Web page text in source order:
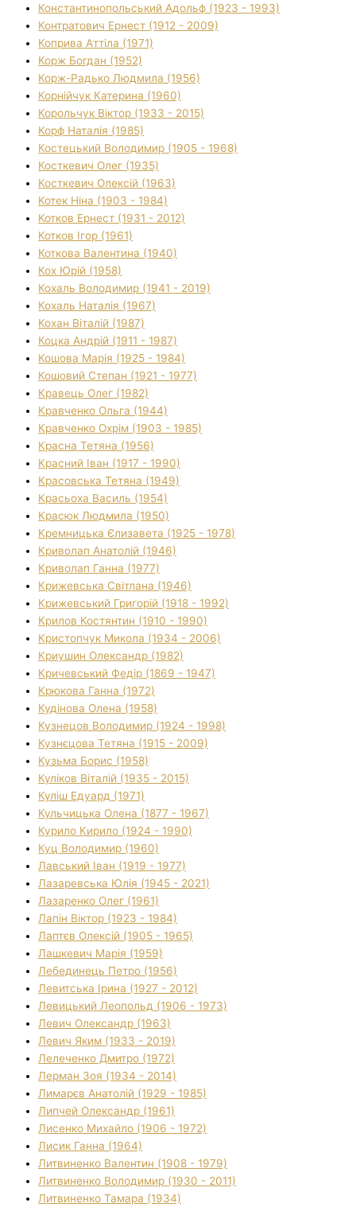
Константинопольський Адольф (1923 - 1993)
Контратович Ернест (1912 - 2009)
Коприва Аттіла (1971)
Корж Богдан (1952)
Корж-Радько Людмила (1956)
Корнійчук Катерина (1960)
Корольчук Віктор (1933 - 2015)
Корф Наталія (1985)
Костецький Володимир (1905 - 1968)
Косткевич Олег (1935)
Косткевич Олексій (1963)
Котек Ніна (1903 - 1984)
Котков Ернест (1931 - 2012)
Котков Ігор (1961)
Коткова Валентина (1940)
Кох Юрій (1958)
Кохаль Володимир (1941 - 2019)
Кохаль Наталія (1967)
Кохан Віталій (1987)
Коцка Андрій (1911 - 1987)
Кошова Марія (1925 - 1984)
Кошовий Степан (1921 - 1977)
Кравець Олег (1982)
Кравченко Ольга (1944)
Кравченко Охрім (1903 - 1985)
Красна Тетяна (1956)
Красний Іван (1917 - 1990)
Красовська Тетяна (1949)
Красьоха Василь (1954)
Красюк Людмила (1950)
Кремницька Єлизавета (1925 - 1978)
Криволап Анатолій (1946)
Криволап Ганна (1977)
Крижевська Світлана (1946)
Крижевський Григорій (1918 - 1992)
Крилов Костянтин (1910 - 1990)
Кристопчук Микола (1934 - 2006)
Криушин Олександр (1982)
Кричевський Федір (1869 - 1947)
Крюкова Ганна (1972)
Кудінова Олена (1958)
Кузнецов Володимир (1924 - 1998)
Кузнєцова Тетяна (1915 - 2009)
Кузьма Борис (1958)
Куліков Віталій (1935 - 2015)
Куліш Едуард (1971)
Кульчицька Олена (1877 - 1967)
Курило Кирило (1924 - 1990)
Куц Володимир (1960)
Лавський Іван (1919 - 1977)
Лазаревська Юлія (1945 - 2021)
Лазаренко Олег (1961)
Лапін Віктор (1923 - 1984)
Лаптєв Олексій (1905 - 1965)
Лашкевич Марія (1959)
Лебединець Петро (1956)
Левитська Ірина (1927 - 2012)
Левицький Леопольд (1906 - 1973)
Левич Олександр (1963)
Левич Яким (1933 - 2019)
Лелеченко Дмитро (1972)
Лерман Зоя (1934 - 2014)
Лимарєв Анатолій (1929 - 1985)
Липчей Олександр (1961)
Лисенко Михайло (1906 - 1972)
Лисик Ганна (1964)
Литвиненко Валентин (1908 - 1979)
Литвиненко Володимир (1930 - 2011)
Литвиненко Тамара (1934)